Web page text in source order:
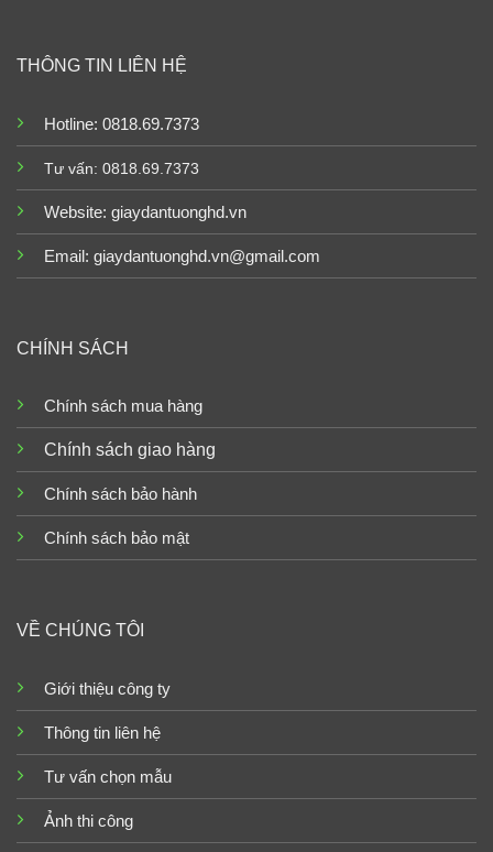
THÔNG TIN LIÊN HỆ
Hotline: 0818.69.7373
Tư vấn: 0818.69.7373
Website: giaydantuonghd.vn
Email: giaydantuonghd.vn@gmail.com
CHÍNH SÁCH
Chính sách mua hàng
Chính sách giao hàng
Chính sách bảo hành
Chính sách bảo mật
VỀ CHÚNG TÔI
Giới thiệu công ty
Thông tin liên hệ
Tư vấn chọn mẫu
Ảnh thi công